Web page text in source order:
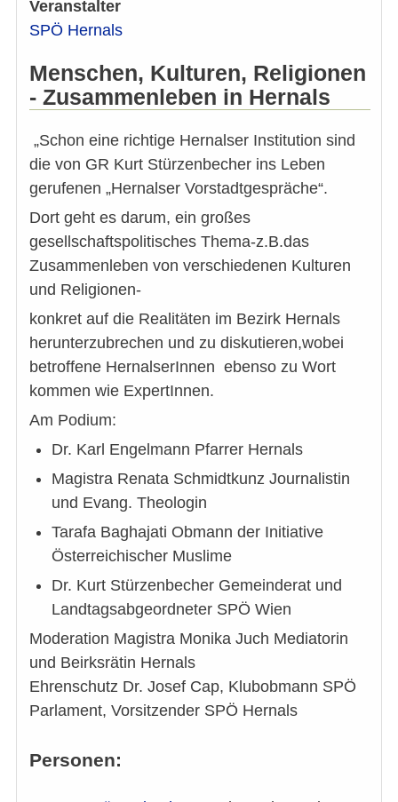
Veranstalter
SPÖ Hernals
Menschen, Kulturen, Religionen
- Zusammenleben in Hernals
„Schon eine richtige Hernalser Institution sind
die von GR Kurt Stürzenbecher ins Leben
gerufenen „Hernalser Vorstadtgespräche“.
Dort geht es darum, ein großes
gesellschaftspolitisches Thema-z.B.das
Zusammenleben von verschiedenen Kulturen
und Religionen-
konkret auf die Realitäten im Bezirk Hernals
herunterzubrechen und zu diskutieren,wobei
betroffene HernalserInnen ebenso zu Wort
kommen wie ExpertInnen.
Am Podium:
Dr. Karl Engelmann Pfarrer Hernals
Magistra Renata Schmidtkunz Journalistin
und Evang. Theologin
Tarafa Baghajati Obmann der Initiative
Österreichischer Muslime
Dr. Kurt Stürzenbecher Gemeinderat und
Landtagsabgeordneter SPÖ Wien
Moderation Magistra Monika Juch Mediatorin
und Beirksrätin Hernals
Ehrenschutz Dr. Josef Cap, Klubobmann SPÖ
Parlament, Vorsitzender SPÖ Hernals
Personen: